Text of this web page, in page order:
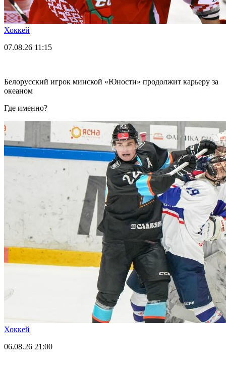
Хоккей
07.08.26 11:15
Белорусский игрок минской «Юности» продолжит карьеру за
океаном
Где именно?
Хоккей
06.08.26 21:00